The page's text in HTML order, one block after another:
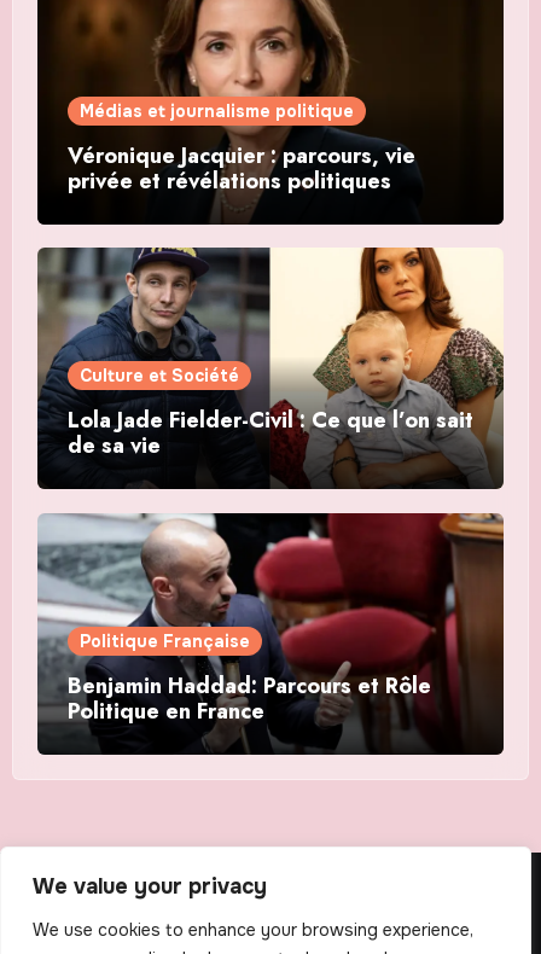
We value your privacy
We use cookies to enhance your browsing experience,
Médias et journalisme politique
Véronique Jacquier : parcours, vie
privée et révélations politiques
Culture et Société
Lola Jade Fielder-Civil : Ce que l’on sait
de sa vie
Politique Française
Benjamin Haddad: Parcours et Rôle
Politique en France
The Scribens